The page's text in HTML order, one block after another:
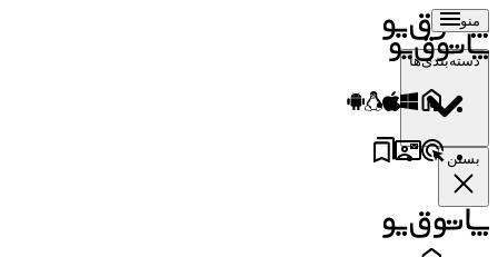
منو
دسته‌بندی‌ها
بستن